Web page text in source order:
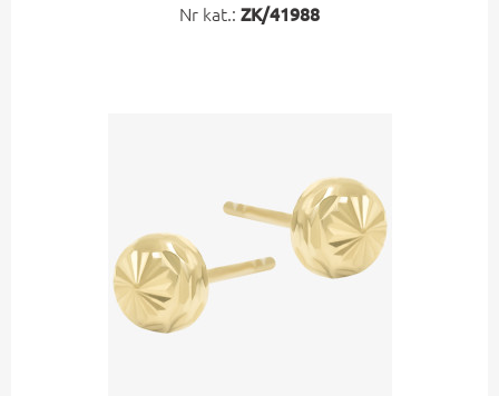
Nr kat.: ZK/41988